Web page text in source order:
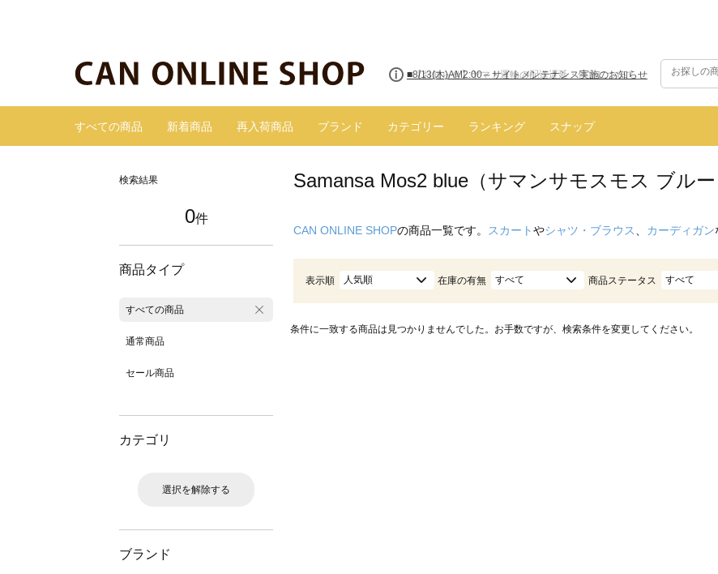
■8/13(木)AM2:00～サイトメンテナンス実施のお知らせ
すべての商品 新着商品 再入荷商品 ブランド カテゴリー ランキング スナップ
検索結果
0件
商品タイプ
すべての商品
通常商品
セール商品
カテゴリ
選択を解除する
ブランド
Samansa Mos2 blue（サマンサモスモス ブル
CAN ONLINE SHOPの商品一覧です。 スカートやシャツ・ブラウス カーディガン
表示順 人気順 在庫の有無 すべて 商品ステータス すべて
条件に一致する商品は見つかりませんでした。お手数ですが、検索条件を変更してください。